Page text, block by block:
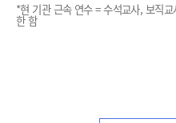
*현 기관 근속 연수 = 수석교사, 보직
한 함